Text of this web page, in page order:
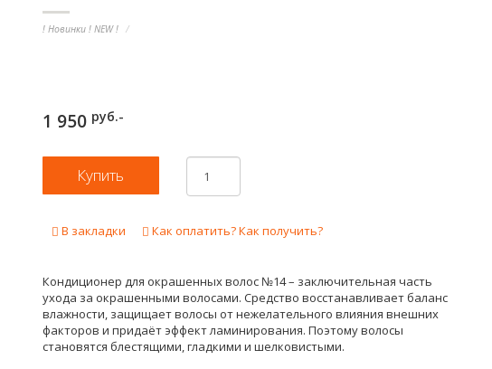
! Новинки ! NEW !
1 950 руб.-
В закладки Как оплатить? Как получить?
Кондиционер для окрашенных волос №14 – заключительная часть
ухода за окрашенными волосами. Средство восстанавливает баланс
влажности, защищает волосы от нежелательного влияния внешних
факторов и придаёт эффект ламинирования. Поэтому волосы
становятся блестящими, гладкими и шелковистыми.